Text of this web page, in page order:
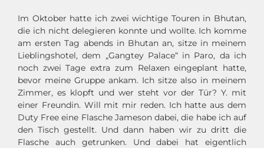
Im Oktober hatte ich zwei wichtige Touren in Bhutan,
die ich nicht delegieren konnte und wollte. Ich komme
am ersten Tag abends in Bhutan an, sitze in meinem
Lieblingshotel, dem „Gangtey Palace“ in Paro, da ich
noch zwei Tage extra zum Relaxen eingeplant hatte,
bevor meine Gruppe ankam. Ich sitze also in meinem
Zimmer, es klopft und wer steht vor der Tür? Y. mit
einer Freundin. Will mit mir reden. Ich hatte aus dem
Duty Free eine Flasche Jameson dabei, die habe ich auf
den Tisch gestellt. Und dann haben wir zu dritt die
Flasche auch getrunken. Und dabei hat eigentlich